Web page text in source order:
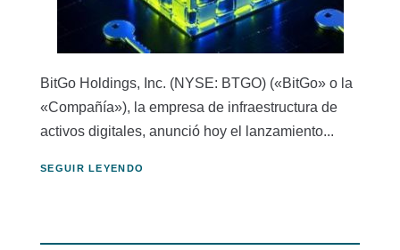
BitGo Holdings, Inc. (NYSE: BTGO) («BitGo» o la
«Compañía»), la empresa de infraestructura de
activos digitales, anunció hoy el lanzamiento...
SEGUIR LEYENDO